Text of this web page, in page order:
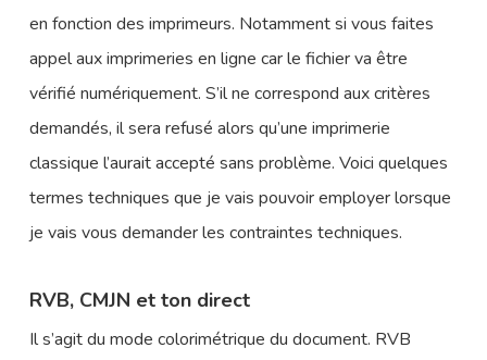
en fonction des imprimeurs. Notamment si vous faites
appel aux imprimeries en ligne car le fichier va être
vérifié numériquement. S’il ne correspond aux critères
demandés, il sera refusé alors qu’une imprimerie
classique l’aurait accepté sans problème. Voici quelques
termes techniques que je vais pouvoir employer lorsque
je vais vous demander les contraintes techniques.
RVB, CMJN et ton direct
Il s’agit du mode colorimétrique du document. RVB